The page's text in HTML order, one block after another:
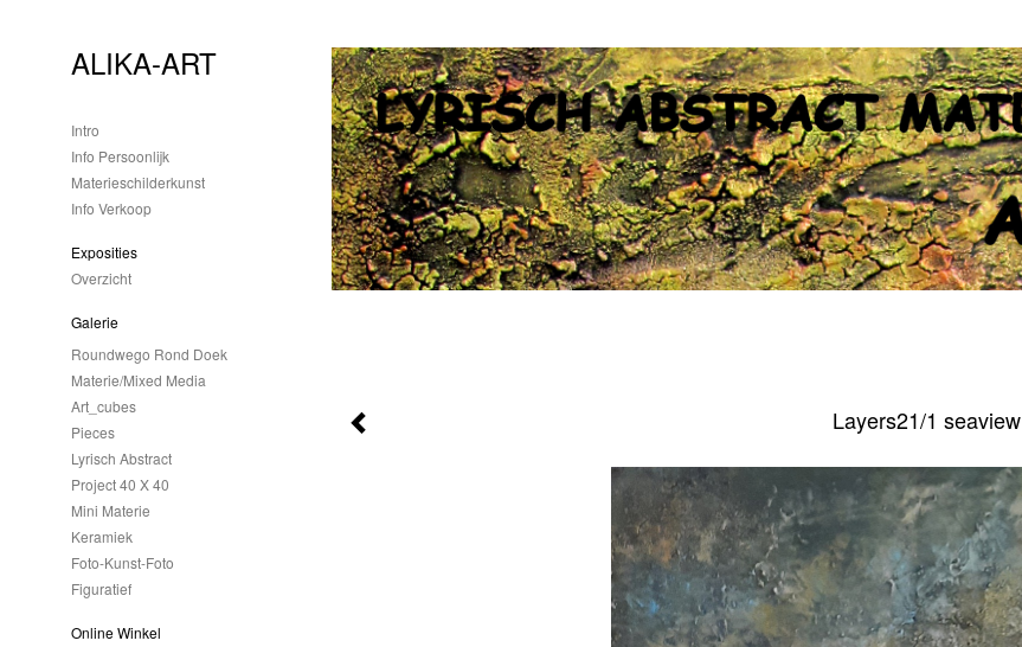
Layers21/1 seaview
ALIKA-ART
Intro
Info Persoonlijk
Materieschilderkunst
Info Verkoop
Exposities
Overzicht
Galerie
Roundwego Rond Doek
Materie/mixed Media
Art_cubes
Pieces
Lyrisch Abstract
Project 40 X 40
Mini Materie
Keramiek
Foto-Kunst-Foto
Figuratief
Online Winkel